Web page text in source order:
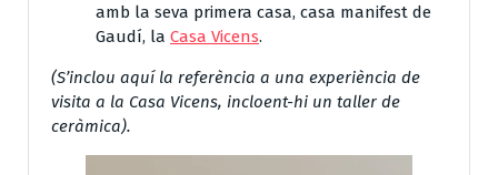
amb la seva primera casa, casa manifest de
Gaudí, la Casa Vicens.
(S’inclou aquí la referència a una experiència de
visita a la Casa Vicens, incloent-hi un taller de
ceràmica).